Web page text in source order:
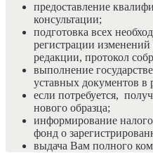
предоставление
консультации;
подготовка всех
регистрации
редакции, протокол
выполнение
уставных документов в
если потребуется,
нового образца;
информирование
фонд о
выдача Вам полного